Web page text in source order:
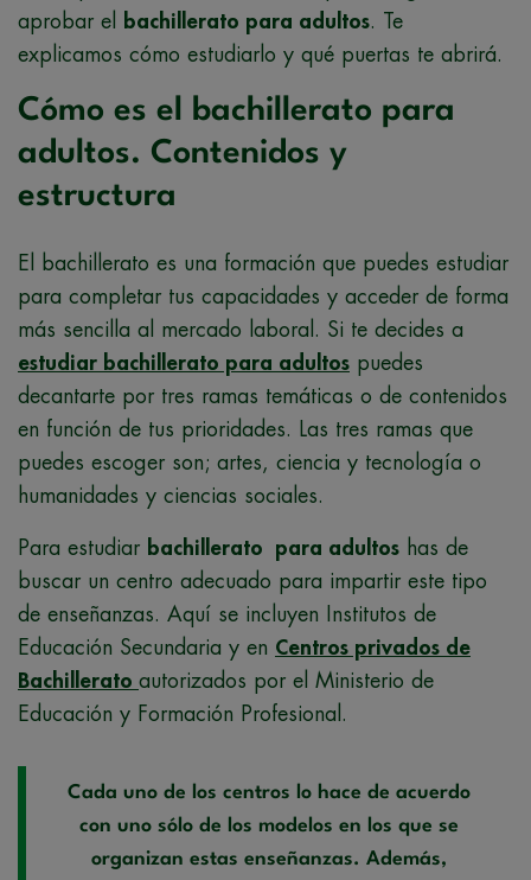
aprobar el
bachillerato para adultos. Te
explicamos cómo estudiarlo y qué puertas te abrirá.
Cómo es el bachillerato para
adultos. Contenidos y
estructura
El bachillerato es una formación que puedes estudiar
para completar tus capacidades y acceder de forma
más sencilla al mercado laboral. Si te decides a
estudiar bachillerato para adultos puedes
decantarte por tres ramas temáticas o de contenidos
en función de tus prioridades. Las tres ramas que
puedes escoger son; artes, ciencia y tecnología o
humanidades y ciencias sociales.
Para estudiar bachillerato para adultos has de
buscar un centro adecuado para impartir este tipo
de enseñanzas. Aquí se incluyen Institutos de
Educación Secundaria y en Centros privados de
Bachillerato autorizados por el Ministerio de
Educación y Formación Profesional.
Cada uno de los centros lo hace de acuerdo
con uno sólo de los modelos en los que se
organizan estas enseñanzas. Además,